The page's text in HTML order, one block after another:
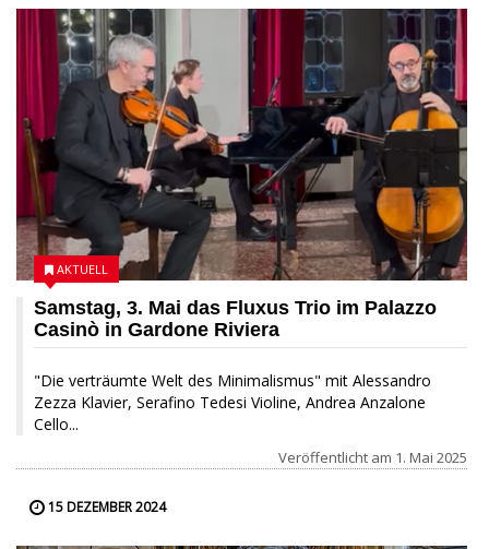
Samstag, 3. Mai das Fluxus Trio im Palazzo
Casinò in Gardone Riviera
"Die verträumte Welt des Minimalismus" mit Alessandro
Zezza Klavier, Serafino Tedesi Violine, Andrea Anzalone
Cello...
AKTUELL
Veröffentlicht am 1. Mai 2025
15 DEZEMBER 2024